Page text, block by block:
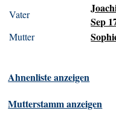
Vater
Sep
Mutter
Ahnenliste anzeigen
Mutterstamm anzeigen